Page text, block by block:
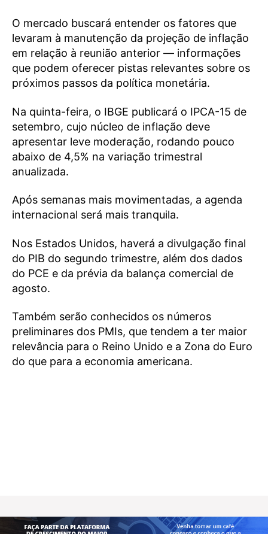
O mercado buscará entender os fatores que
levaram à manutenção da projeção de inflação
em relação à reunião anterior — informações
que podem oferecer pistas relevantes sobre os
próximos passos da política monetária.
Na quinta-feira, o IBGE publicará o IPCA-15 de
setembro, cujo núcleo de inflação deve
apresentar leve moderação, rodando pouco
abaixo de 4,5% na variação trimestral
anualizada.
Após semanas mais movimentadas, a agenda
internacional será mais tranquila.
Nos Estados Unidos, haverá a divulgação final
do PIB do segundo trimestre, além dos dados
do PCE e da prévia da balança comercial de
agosto.
Também serão conhecidos os números
preliminares dos PMIs, que tendem a ter maior
relevância para o Reino Unido e a Zona do Euro
do que para a economia americana.